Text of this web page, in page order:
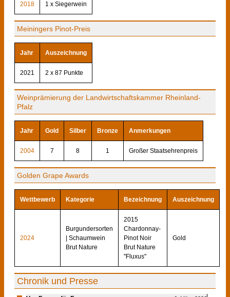
2018 1 x Siegerwein
Meiningers Pinot-Preis
Jahr Auszeichnung
2021 2 x 87 Punkte
Weinprämierung der Landwirtschaftskammer Rheinland-
Pfalz
Jahr Gold Silber Bronze Anmerkungen
2004 7 8 1 Großer Staatsehrenpreis
Golden Grape Awards
Wettbewerb Kategorie Bezeichnung Auszeichnung
2024
Burgundersorten
| Schaumwein
Brut Nature
2015
Chardonnay-
Pinot Noir
Brut Nature
"Fluxus"
Gold
Chronik und Presse